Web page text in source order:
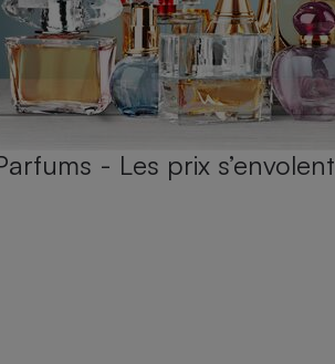
- Les prix s’envolent